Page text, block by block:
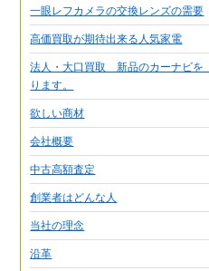
一眼レフカメラの交換レンズの需要
高価買取が期待出来る人気家電
法人・大口買取 新品のカーナビを
ります。
欲しい商材
会社概要
中古高額査定
創業者はどんな人
当社の理念
沿革